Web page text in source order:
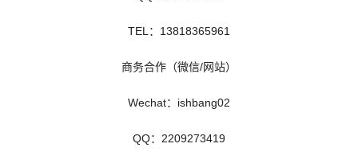
TEL：13818365961
商务合作（微信/网站）
Wechat：ishbang02
QQ：2209273419